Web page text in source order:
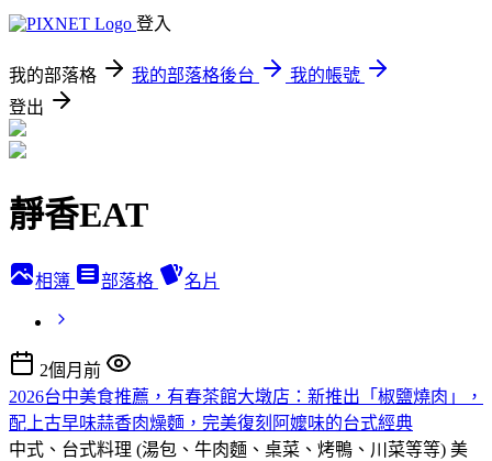
登入
我的部落格 我的部落格後台
我的帳號
登出
靜香EAT
相簿 部落格 名片
2個月前
2026台中美食推薦，有春茶館大墩店：新推出「椒鹽燒肉」，
配上古早味蒜香肉燥麵，完美復刻阿嬤味的台式經典
中式、台式料理 (湯包、牛肉麵、桌菜、烤鴨、川菜等等) 美